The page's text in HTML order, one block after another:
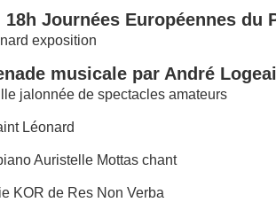
18h Journées Européennes du
exposition
musicale par André
jalonnée de spectacles amateurs
Léonard
Auristelle Mottas chant
KOR de Res Non Verba